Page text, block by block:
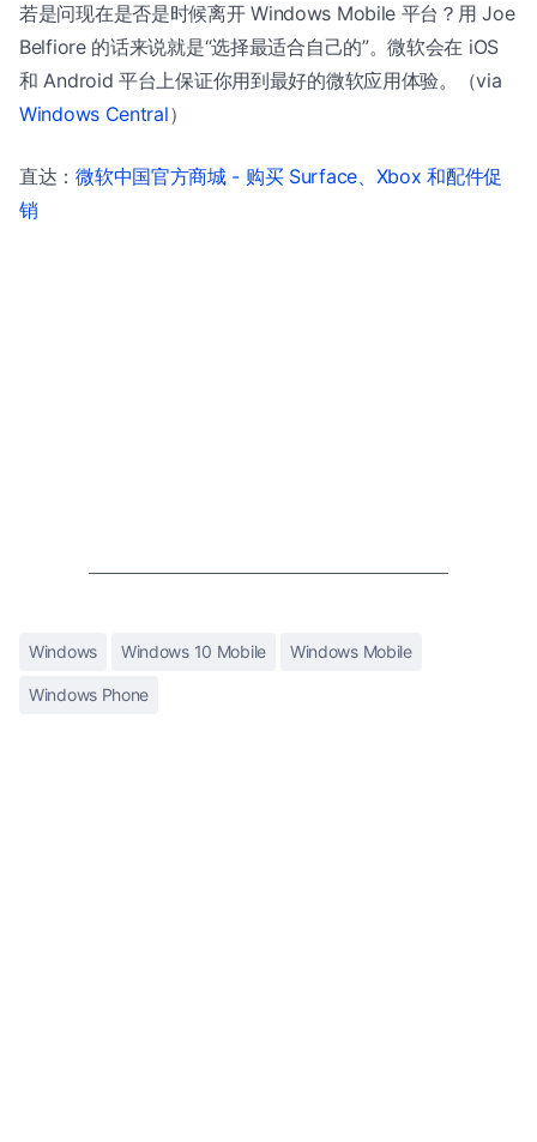
若是问现在是否是时候离开 Windows Mobile 平台？用 Joe
Belfiore 的话来说就是“选择最适合自己的”。微软会在 iOS
和 Android 平台上保证你用到最好的微软应用体验。（via
Windows Central）
直达：微软中国官方商城 - 购买 Surface、Xbox 和配件促
销
Windows Windows 10 Mobile Windows Mobile
Windows Phone